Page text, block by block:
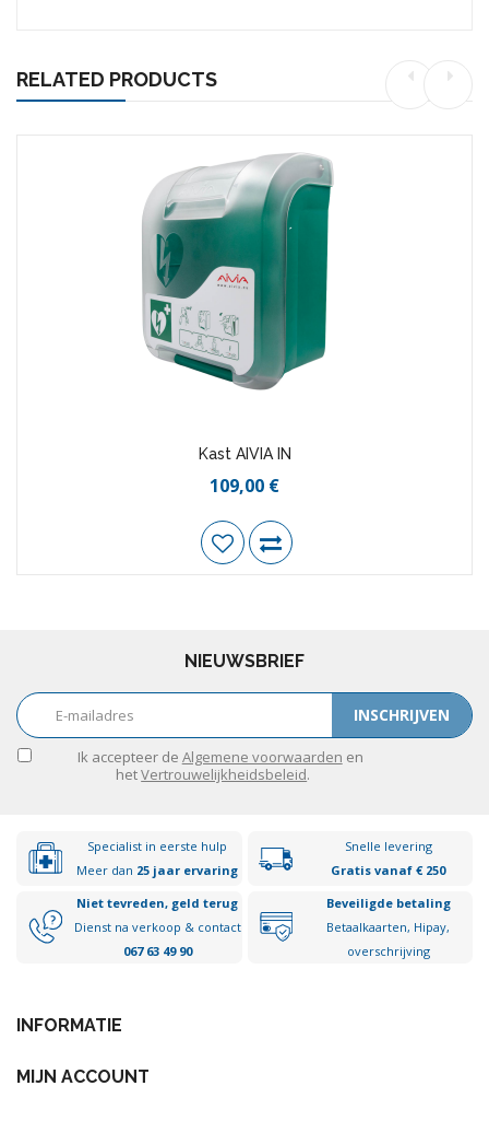
RELATED PRODUCTS
Kast AIVIA IN
109,00 €
NIEUWSBRIEF
INSCHRIJVEN
Ik accepteer de Algemene voorwaarden en
hetVertrouwelijkheidsbeleid.
Specialist in eerste hulp
Meer dan 25 jaar ervaring
Snelle levering
Gratis vanaf € 250
Niet tevreden, geld terug
Dienst na verkoop & contact
067 63 49 90
Beveiligde betaling
Betaalkaarten, Hipay,
overschrijving
INFORMATIE
MIJN ACCOUNT